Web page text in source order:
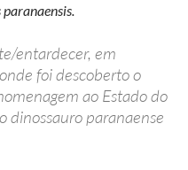
entardecer, em
foi descoberto o
ao Estado do
dinossauro paranaense